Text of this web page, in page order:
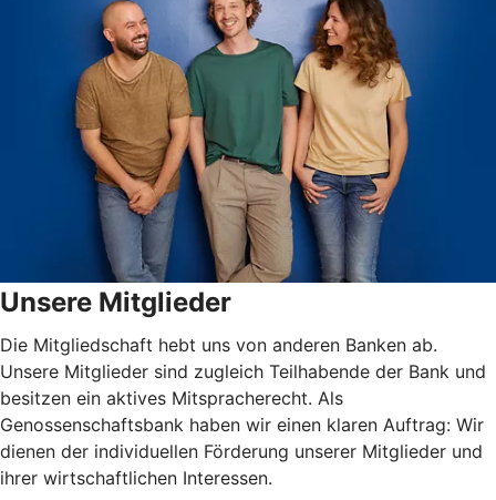
Unsere Mitglieder
Die Mitgliedschaft hebt uns von anderen Banken ab.
Unsere Mitglieder sind zugleich Teilhabende der Bank und
besitzen ein aktives Mitspracherecht. Als
Genossenschaftsbank haben wir einen klaren Auftrag: Wir
dienen der individuellen Förderung unserer Mitglieder und
ihrer wirtschaftlichen Interessen.